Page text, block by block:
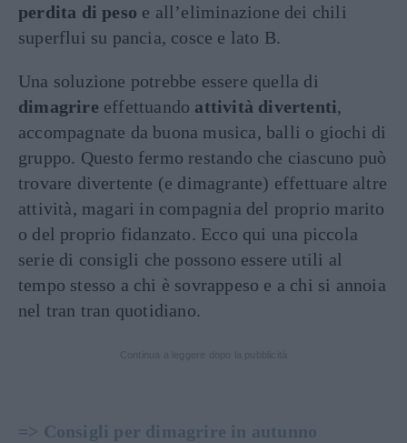
perdita di peso e all’eliminazione dei chili
superflui su pancia, cosce e lato B.
Una soluzione potrebbe essere quella di
dimagrire effettuando attività divertenti,
accompagnate da buona musica, balli o giochi di
gruppo. Questo fermo restando che ciascuno può
trovare divertente (e dimagrante) effettuare altre
attività, magari in compagnia del proprio marito
o del proprio fidanzato. Ecco qui una piccola
serie di consigli che possono essere utili al
tempo stesso a chi è sovrappeso e a chi si annoia
nel tran tran quotidiano.
=> Consigli per dimagrire in autunno